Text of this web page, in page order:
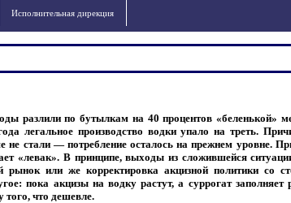
Исполнительная дирекция
разлили по бутылкам на 40 процентов «беленькой»
легальное производство водки упало на треть.
не стали — потребление осталось на прежнем уровне.
«левак». В принципе, выходы из сложившейся
или же корректировка акцизной политики со
пока акцизы на водку растут, а суррогат заполняет
того, что дешевле.